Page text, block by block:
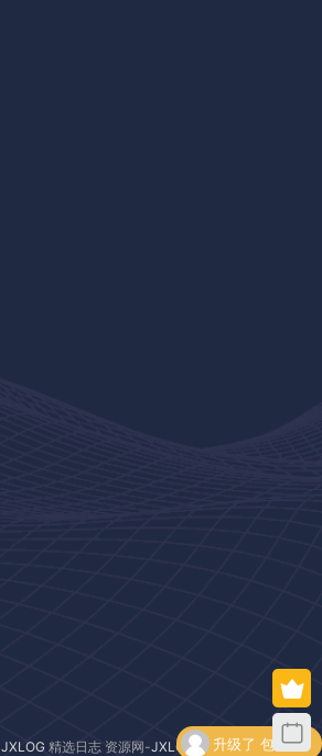
JXLOG 精选日志 资源网-JXLOG.COM| 版权所有 |
升级了 包月VIP